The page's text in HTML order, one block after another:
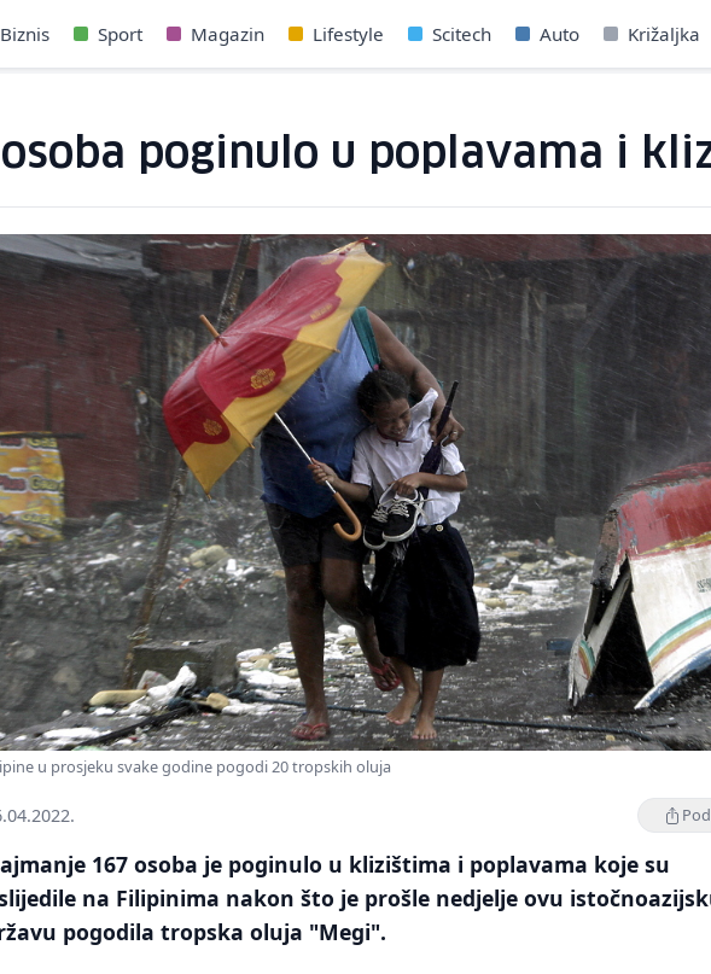
Biznis Sport Magazin Lifestyle Scitech Auto Križaljka
poginulo u poplavama i
u prosjeku svake godine pogodi 20 tropskih oluja
167 osoba je poginulo u klizištima i poplavama koje su
na Filipinima nakon što je prošle nedjelje ovu
pogodila tropska oluja "Megi".